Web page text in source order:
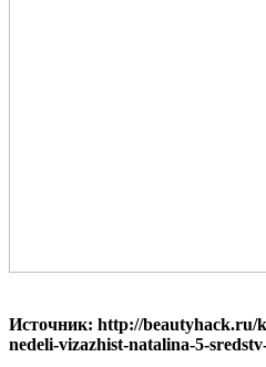
Источник: http://beautyhack.ru/
nedeli-vizazhist-natalina-5-